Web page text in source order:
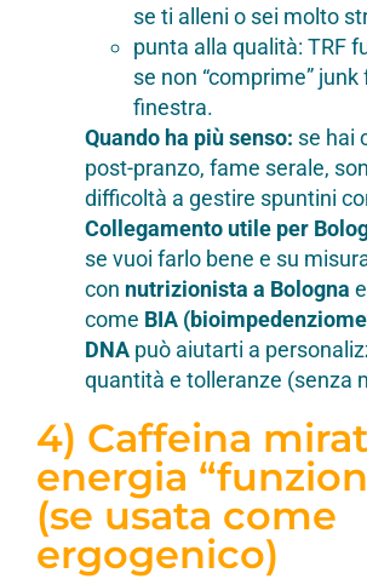
se ti alleni o sei molto
punta alla qualità: TRF
se non “comprime”
finestra.
Quando ha più senso: se hai
post-pranzo, fame serale,
difficoltà a gestire spuntini
Collegamento utile per
se vuoi farlo bene e su
con nutrizionista a Bologna
come BIA
DNA può aiutarti a
quantità e tolleranze (senza
4) Caffeina
energia
(se usata come
ergogenico)